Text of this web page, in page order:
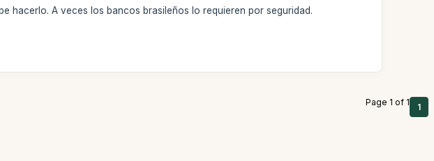
hacerlo. A veces los bancos brasileños lo requieren por seguridad.
Page 1 of 1 1